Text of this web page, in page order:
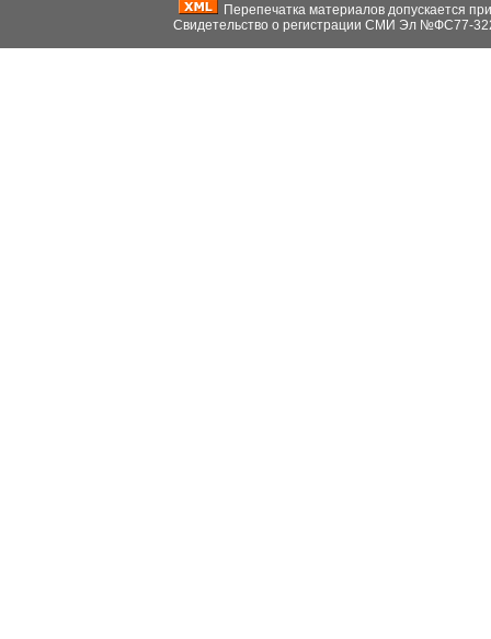
Перепечатка материалов допускается
Свидетельство о регистрации СМИ Эл №ФС77-